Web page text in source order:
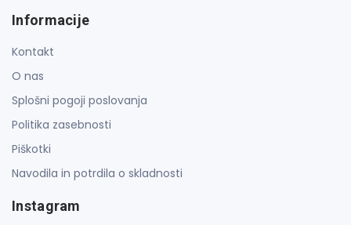
Informacije
Kontakt
O nas
Splošni pogoji poslovanja
Politika zasebnosti
Piškotki
Navodila in potrdila o skladnosti
Instagram